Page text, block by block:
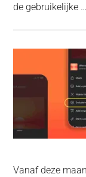
de gebruikelijke …
Vanaf deze